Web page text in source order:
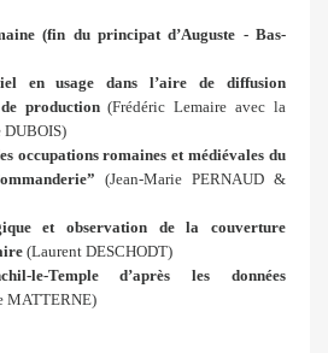
(fin du principat d’Auguste - Bas-
en usage dans l’aire de diffusion
de production(Frédéric Lemaire avec la
DUBOIS)
occupations romaines et médiévales du
(Jean-Marie PERNAUD &
et observation de la couverture
(Laurent DESCHODT)
le-Temple d’après les données
MATTERNE)